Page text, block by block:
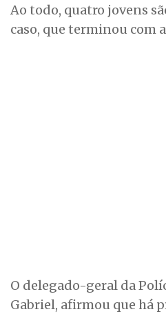
Ao todo, quatro jovens
caso, que terminou com
O delegado-geral da
Gabriel, afirmou que há